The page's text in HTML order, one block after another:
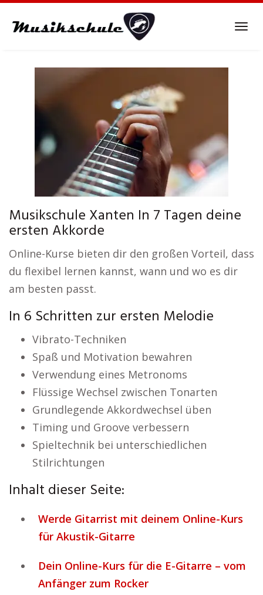
Musikschule Xanten In 7 Tagen deine
ersten Akkorde
Online-Kurse bieten dir den großen Vorteil, dass
du flexibel lernen kannst, wann und wo es dir
am besten passt.
In 6 Schritten zur ersten Melodie
Vibrato-Techniken
Spaß und Motivation bewahren
Verwendung eines Metronoms
Flüssige Wechsel zwischen Tonarten
Grundlegende Akkordwechsel üben
Timing und Groove verbessern
Spieltechnik bei unterschiedlichen
Stilrichtungen
Inhalt dieser Seite:
Werde Gitarrist mit deinem Online-Kurs
für Akustik-Gitarre
Dein Online-Kurs für die E-Gitarre – vom
Anfänger zum Rocker